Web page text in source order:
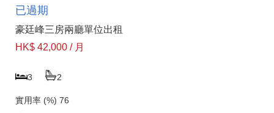
已過期
豪廷峰三房兩廳單位出租
HK$ 42,000 / 月
3 2
實用率 (%) 76